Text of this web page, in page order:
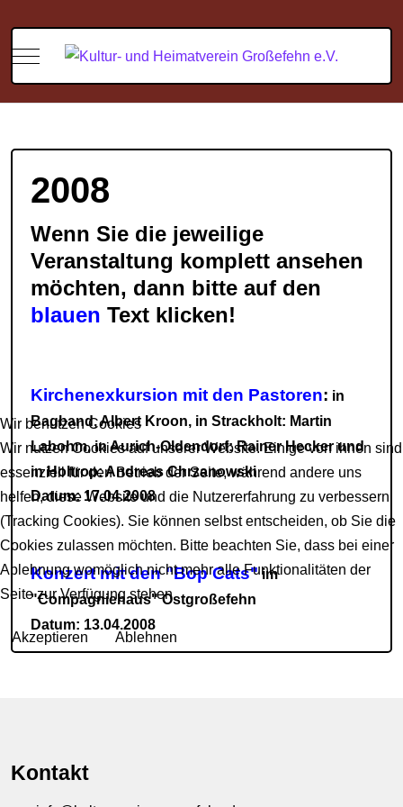
Mobile Menu Toggle
2008
Wenn Sie die jeweilige
Veranstaltung komplett ansehen
möchten, dann bitte auf den
blauen Text klicken!
Kirchenexkursion mit den Pastoren: in
Bagband, Albert Kroon, in Strackholt: Martin
Labohm, in Aurich-Oldendorf: Rainer Hecker und
in Holtrop: Andreas Chrzanowski
Datum: 17.04.2008
Konzert mit den "Bop Cats"im
"Compagniehaus" Ostgroßefehn
Datum: 13.04.2008
Kontakt
Wir benutzen Cookies
Wir nutzen Cookies auf unserer Website. Einige von ihnen sind
essenziell für den Betrieb der Seite, während andere uns
helfen, diese Website und die Nutzererfahrung zu verbessern
(Tracking Cookies). Sie können selbst entscheiden, ob Sie die
Cookies zulassen möchten. Bitte beachten Sie, dass bei einer
Ablehnung womöglich nicht mehr alle Funktionalitäten der
Seite zur Verfügung stehen.
Akzeptieren Ablehnen